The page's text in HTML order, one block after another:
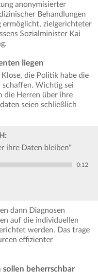
anonymisierter
Behandlungen
ermöglicht, zielgerichteter
Sozialminister Kai
liegen
die Politik habe die
schaffen. Wichtig sei
die Herren über ihre
seien schließlich
ihre Daten bleiben"
0:12
dann Diagnosen
auf die individuellen
werden. Das trage
effizienter
sollen beherrschbar